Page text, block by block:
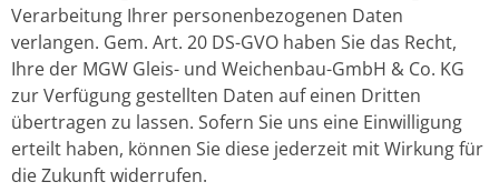
Verarbeitung Ihrer personenbezogenen Daten
verlangen. Gem. Art. 20 DS-GVO haben Sie das Recht,
Ihre der MGW Gleis- und Weichenbau-GmbH & Co. KG
zur Verfügung gestellten Daten auf einen Dritten
übertragen zu lassen. Sofern Sie uns eine Einwilligung
erteilt haben, können Sie diese jederzeit mit Wirkung für
die Zukunft widerrufen.